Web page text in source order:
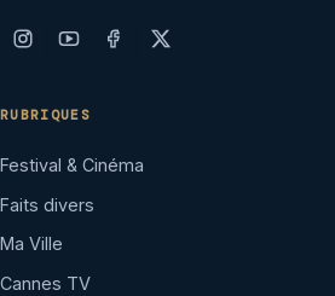
RUBRIQUES
Festival & Cinéma
Faits divers
Ma Ville
Cannes TV